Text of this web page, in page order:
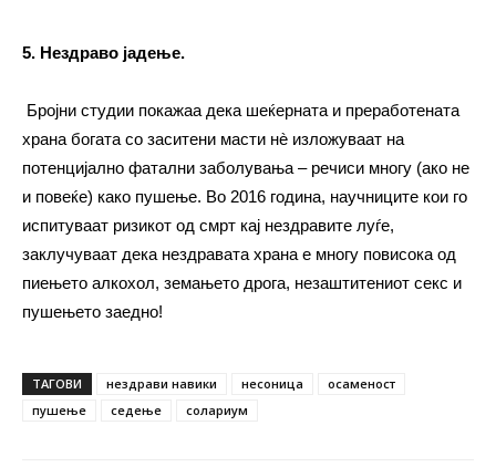
5. Нездраво јадење.
Бројни студии покажаа дека шеќерната и преработената
храна богата со заситени масти нè изложуваат на
потенцијално фатални заболувања – речиси многу (ако не
и повеќе) како пушење. Во 2016 година, научниците кои го
испитуваат ризикот од смрт кај нездравите луѓе,
заклучуваат дека нездравата храна е многу повисока од
пиењето алкохол, земањето дрога, незаштитениот секс и
пушењето заедно!
ТАГОВИ нездрави навики несоница
осаменост
пушење
седење солариум